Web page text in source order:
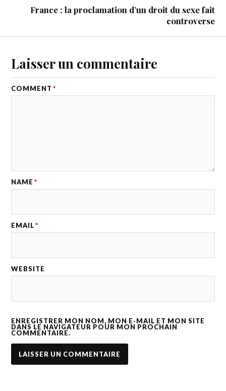
France : la proclamation d’un droit du sexe fait
controverse
Laisser un commentaire
COMMENT *
NAME *
EMAIL *
WEBSITE
ENREGISTRER MON NOM, MON E-MAIL ET MON SITE
DANS LE NAVIGATEUR POUR MON PROCHAIN
COMMENTAIRE.